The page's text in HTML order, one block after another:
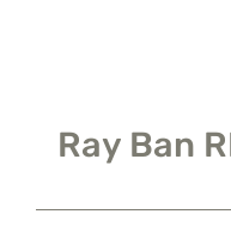
Ray Ban